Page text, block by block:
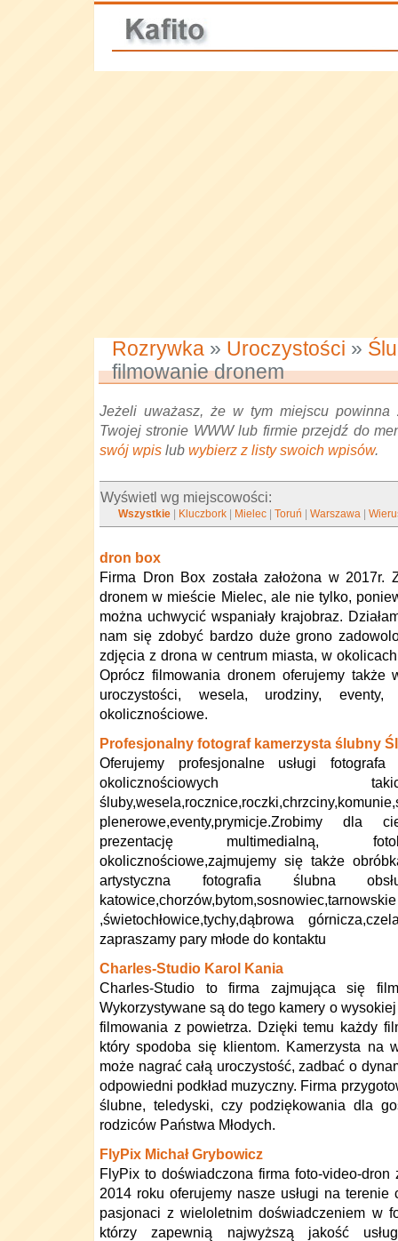
Rozrywka » Uroczystości »
filmowanie dronem
Jeżeli uważasz, że w tym miejscu powinna
Twojej stronie WWW lub firmie przejdź do
swój wpis lub wybierz z listy swoich wpisów.
Wyświetl wg miejscowości:
Wszystkie Kluczbork Mielec |Toruń |Warszawa |
dron box
Firma Dron Box została założona w 2017r.
dronem w mieście Mielec, ale nie tylko,
można uchwycić wspaniały krajobraz.
nam się zdobyć bardzo duże grono
zdjęcia z drona w centrum miasta, w
Oprócz filmowania dronem oferujemy także
uroczystości, wesela, urodziny,
okolicznościowe.
Profesjonalny fotograf kamerzysta ślubny
Oferujemy profesjonalne usługi
plenerowe,eventy,prymicje.Zrobimy dla
prezentację multimedialną,
okolicznościowe,zajmujemy się także
artystyczna fotografia ślubna
,świetochłowice,tychy,dąbrowa
zapraszamy pary młode do kontaktu
Charles-Studio Karol Kania
Charles-Studio to firma zajmująca się
Wykorzystywane są do tego kamery o
filmowania z powietrza. Dzięki temu każdy
który spodoba się klientom. Kamerzysta na
może nagrać całą uroczystość, zadbać o
odpowiedni podkład muzyczny. Firma
ślubne, teledyski, czy podziękowania dla
rodziców Państwa Młodych.
FlyPix Michał Grybowicz
FlyPix to doświadczona firma foto-video-
2014 roku oferujemy nasze usługi na terenie
pasjonaci z wieloletnim doświadczeniem w
którzy zapewnią najwyższą jakość